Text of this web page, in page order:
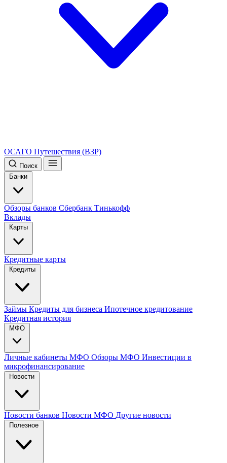
ОСАГО Путешествия (ВЗР)
Поиск
Банки
Обзоры банков Сбербанк Тинькофф
Вклады
Карты
Кредитные карты
Кредиты
Займы Кредиты для бизнеса Ипотечное кредитование
Кредитная история
МФО
Личные кабинеты МФО Обзоры МФО Инвестиции в
микрофинансирование
Новости
Новости банков Новости МФО Другие новости
Полезное